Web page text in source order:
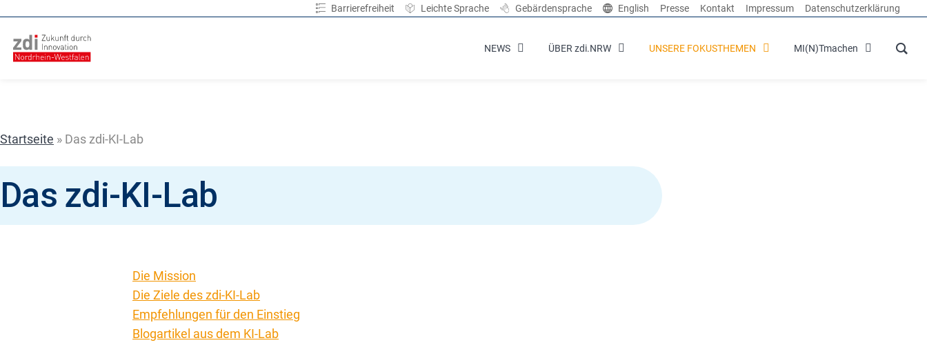
Barrierefreiheit Leichte Sprache Gebärdensprache English Presse Kontakt Impressum Datenschutzerklärung
NEWS ÜBER zdi.NRW UNSERE FOKUSTHEMEN MI(N)Tmachen
springen
Startseite » Das zdi-KI-Lab
Das zdi-KI-Lab
Die Mission
Die Ziele des zdi-KI-Lab
Empfehlungen für den Einstieg
Blogartikel aus dem KI-Lab